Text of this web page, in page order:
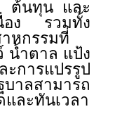
ต้นทุน และ
นื่อง รวมทั้ง
หกรรมที่
น้ำตาล แป้ง
การแปรรูป
าลสามารถ
ละทันเวลา